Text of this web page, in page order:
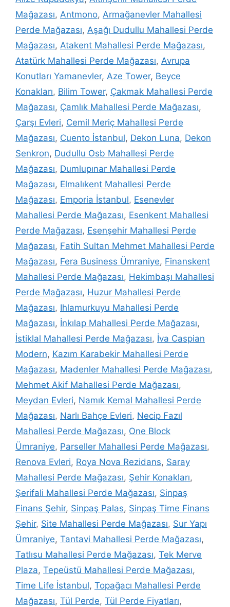
Mağazası, Antmono, Armağanevler Mahallesi
Perde Mağazası, Aşağı Dudullu Mahallesi Perde
Mağazası, Atakent Mahallesi Perde Mağazası,
Atatürk Mahallesi Perde Mağazası, Avrupa
Konutları Yamanevler, Aze Tower, Beyce
Konakları, Bilim Tower, Çakmak Mahallesi Perde
Mağazası, Çamlık Mahallesi Perde Mağazası,
Çarşı Evleri, Cemil Meriç Mahallesi Perde
Mağazası, Cuento İstanbul, Dekon Luna, Dekon
Senkron, Dudullu Osb Mahallesi Perde
Mağazası, Dumlupınar Mahallesi Perde
Mağazası, Elmalıkent Mahallesi Perde
Mağazası, Emporia İstanbul, Esenevler
Mahallesi Perde Mağazası, Esenkent Mahallesi
Perde Mağazası, Esenşehir Mahallesi Perde
Mağazası, Fatih Sultan Mehmet Mahallesi Perde
Mağazası, Fera Business Ümraniye, Finanskent
Mahallesi Perde Mağazası, Hekimbaşı Mahallesi
Perde Mağazası, Huzur Mahallesi Perde
Mağazası, Ihlamurkuyu Mahallesi Perde
Mağazası, İnkılap Mahallesi Perde Mağazası,
İstiklal Mahallesi Perde Mağazası, İva Caspian
Modern, Kazım Karabekir Mahallesi Perde
Mağazası, Madenler Mahallesi Perde Mağazası,
Mehmet Akif Mahallesi Perde Mağazası,
Meydan Evleri, Namık Kemal Mahallesi Perde
Mağazası, Narlı Bahçe Evleri, Necip Fazıl
Mahallesi Perde Mağazası, One Block
Ümraniye, Parseller Mahallesi Perde Mağazası,
Renova Evleri, Roya Nova Rezidans, Saray
Mahallesi Perde Mağazası, Şehir Konakları,
Şerifali Mahallesi Perde Mağazası, Sinpaş
Finans Şehir, Sinpaş Palas, Sinpaş Time Finans
Şehir, Site Mahallesi Perde Mağazası, Sur Yapı
Ümraniye, Tantavi Mahallesi Perde Mağazası,
Tatlısu Mahallesi Perde Mağazası, Tek Merve
Plaza, Tepeüstü Mahallesi Perde Mağazası,
Time Life İstanbul, Topağacı Mahallesi Perde
Mağazası, Tül Perde, Tül Perde Fiyatları,